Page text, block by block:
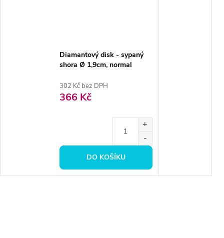
Diamantový disk - sypaný
shora Ø 1,9cm, normal
302 Kč bez DPH
366 Kč
DO KOŠÍKU